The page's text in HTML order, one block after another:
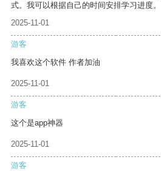
式。我可以根据自己的时间安排学习进度。
2025-11-01
游客
我喜欢这个软件 作者加油
2025-11-01
游客
这个是app神器
2025-11-01
游客